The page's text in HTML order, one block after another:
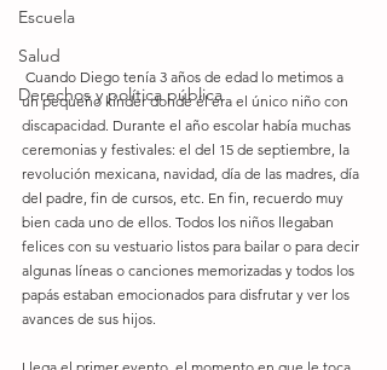
Escuela
Salud
Derechos y política pública
un pequeño kínder donde él era el único niño con
discapacidad. Durante el año escolar había muchas
ceremonias y festivales: el del 15 de septiembre, la
revolución mexicana, navidad, día de las madres, día
del padre, fin de cursos, etc. En fin, recuerdo muy
bien cada uno de ellos. Todos los niños llegaban
felices con su vestuario listos para bailar o para decir
algunas líneas o canciones memorizadas y todos los
papás estaban emocionados para disfrutar y ver los
avances de sus hijos.